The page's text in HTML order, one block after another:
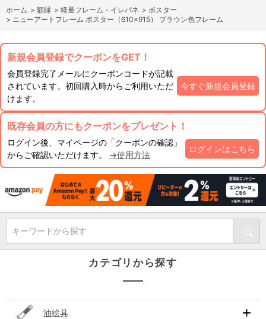
ホーム > 額縁 > 軽量フレーム・イレパネ > ポスター
> ニューアートフレーム ポスター（610×915） ブラウン色フレーム
新規会員登録でクーポンをGET！
会員登録完了メールにクーポンコードが記載
されています。初回購入時からご利用いただ
けます。
今すぐ新規会員登録
既存会員の方にもクーポンをプレゼント！
ログイン後、マイページの「クーポンの確認」
からご確認いただけます。 →使用方法
ログインはこちら
キーワードから探す
カテゴリから探す
油絵具